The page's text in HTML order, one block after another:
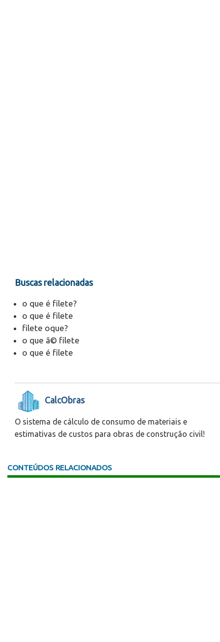
Buscas relacionadas
o que é filete?
o que é filete
filete oque?
o que ã© filete
o que é filete
CalcObras
O sistema de cálculo de consumo de materiais e
estimativas de custos para obras de construção civil!
CONTEÚDOS RELACIONADOS